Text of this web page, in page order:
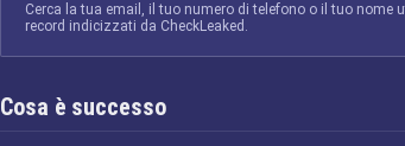
Cerca la tua email, il tuo numero di telefono o il tuo nome
record indicizzati da CheckLeaked.
Cosa è successo